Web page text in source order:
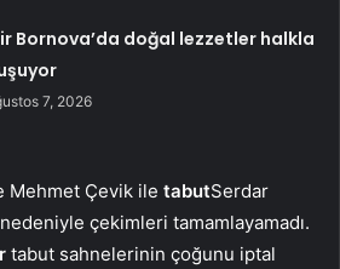
Bornova’da doğal lezzetler halkla
7, 2026
Mehmet Çevik ile tabutSerdar
nedeniyle çekimleri tamamlayamadı.
tabut sahnelerinin çoğunu iptal